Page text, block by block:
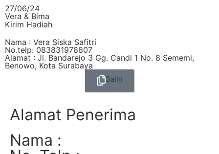
27/06/24
Vera & Bima
Kirim Hadiah
Nama : Vera Siska Safitri
No.telp: 083831978807
Alamat : Jl. Bandarejo 3 Gg. Candi 1 No. 8 Sememi,
Benowo, Kota Surabaya
Salin
Alamat Penerima
Nama :